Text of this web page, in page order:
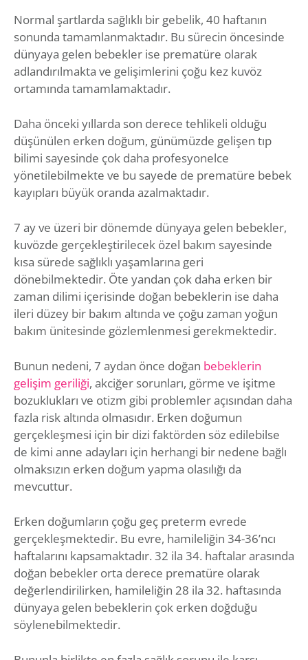
Normal şartlarda sağlıklı bir gebelik, 40 haftanın
sonunda tamamlanmaktadır. Bu sürecin öncesinde
dünyaya gelen bebekler ise prematüre olarak
adlandırılmakta ve gelişimlerini çoğu kez kuvöz
ortamında tamamlamaktadır.
Daha önceki yıllarda son derece tehlikeli olduğu
düşünülen erken doğum, günümüzde gelişen tıp
bilimi sayesinde çok daha profesyonelce
yönetilebilmekte ve bu sayede de prematüre bebek
kayıpları büyük oranda azalmaktadır.
7 ay ve üzeri bir dönemde dünyaya gelen bebekler,
kuvözde gerçekleştirilecek özel bakım sayesinde
kısa sürede sağlıklı yaşamlarına geri
dönebilmektedir. Öte yandan çok daha erken bir
zaman dilimi içerisinde doğan bebeklerin ise daha
ileri düzey bir bakım altında ve çoğu zaman yoğun
bakım ünitesinde gözlemlenmesi gerekmektedir.
Bunun nedeni, 7 aydan önce doğan bebeklerin
gelişim geriliği, akciğer sorunları, görme ve işitme
bozuklukları ve otizm gibi problemler açısından daha
fazla risk altında olmasıdır. Erken doğumun
gerçekleşmesi için bir dizi faktörden söz edilebilse
de kimi anne adayları için herhangi bir nedene bağlı
olmaksızın erken doğum yapma olasılığı da
mevcuttur.
Erken doğumların çoğu geç preterm evrede
gerçekleşmektedir. Bu evre, hamileliğin 34-36’ncı
haftalarını kapsamaktadır. 32 ila 34. haftalar arasında
doğan bebekler orta derece prematüre olarak
değerlendirilirken, hamileliğin 28 ila 32. haftasında
dünyaya gelen bebeklerin çok erken doğduğu
söylenebilmektedir.